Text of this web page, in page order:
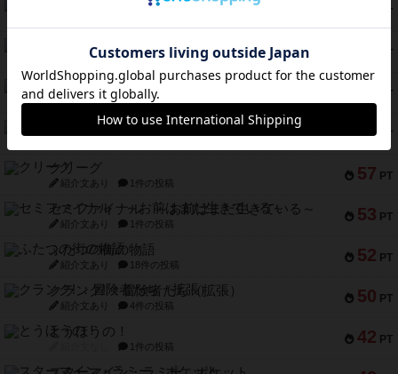
PT
PT
キャプテン・フリップ：イスラ・ボンバ
紹介文なし 2件の投稿
PT
メメントオンラインタクティクス
紹介文あり 4件の投稿
68 PT
パーミッド
57 PT
クリーグ
紹介文あり 1件の投稿
53 PT
セミファイナル ～お前はまだ生きている～
紹介文あり 1件の投稿
52 PT
ふたつの街の物語
紹介文あり 18件の投稿
50 PT
クランク! ：冒険者たち（拡張）
紹介文あり 4件の投稿
42 PT
とうほうの！
1件の投稿